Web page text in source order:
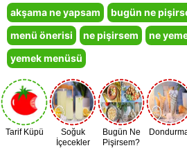
akşama ne yapsam bugün ne
menü önerisi
ne pişirsem
ne
yemek menüsü
Tarif Küpü
Soğuk
İçecekler
Bugün Ne
Pişirsem?